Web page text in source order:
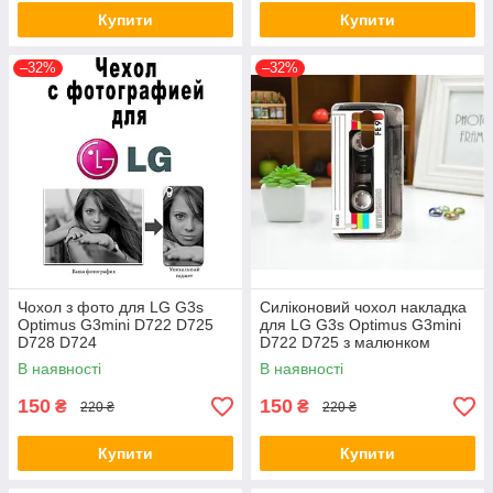
Купити Купити
–32%
Чохол з фото для LG G3s
Optimus G3mini D722 D725
D728 D724
В наявності
150 ₴ 220 ₴
Купити
–32%
Силіконовий чохол накладка
для LG G3s Optimus G3mini
D722 D725 з малюнком
Касета
В наявності
150 ₴ 220 ₴
Купити